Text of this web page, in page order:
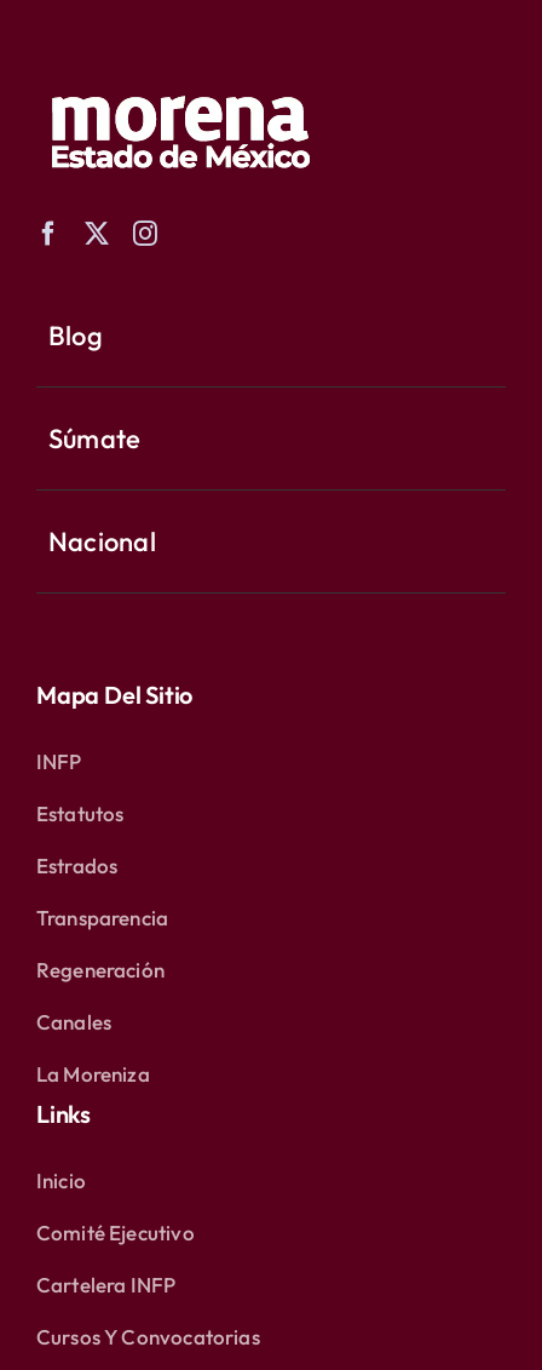
Blog
Súmate
Nacional
Mapa Del Sitio
INFP
Estatutos
Estrados
Transparencia
Regeneración
Canales
La Moreniza
Links
Inicio
Comité Ejecutivo
Cartelera INFP
Cursos Y Convocatorias